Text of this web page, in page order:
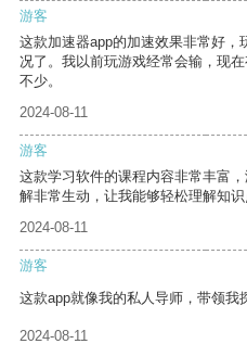
游客
这款加速器app的加速效果非常好
况了。我以前玩游戏经常会输，现
不少。
2024-08-11
游客
这款学习软件的课程内容非常丰富
解非常生动，让我能够轻松理解知识
2024-08-11
游客
这款app就像我的私人导师，带领我
2024-08-11